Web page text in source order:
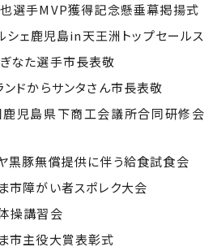
選手MVP獲得記念懸垂幕掲揚式
ェ鹿児島in天王洲トップセールス
なた選手市長表敬
ドからサンタさん市長表敬
児島県下商工会議所合同研修会
豚無償提供に伴う給食試食会
障がい者スポレク大会
操講習会
市主役大賞表彰式